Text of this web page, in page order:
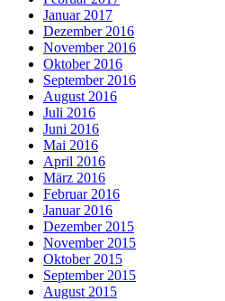
Januar 2017
Dezember 2016
November 2016
Oktober 2016
September 2016
August 2016
Juli 2016
Juni 2016
Mai 2016
April 2016
März 2016
Februar 2016
Januar 2016
Dezember 2015
November 2015
Oktober 2015
September 2015
August 2015